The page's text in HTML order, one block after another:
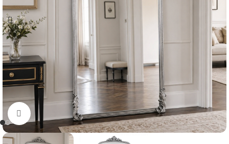
Нажмите, чтобы увеличить